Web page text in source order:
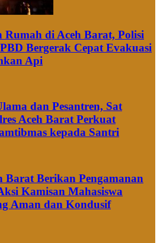
Rumah di Aceh Barat, Polisi
Bergerak Cepat Evakuasi
Api
dan Pesantren, Sat
Aceh Barat Perkuat
kepada Santri
Barat Berikan Pengamanan
Kamisan Mahasiswa
Aman dan Kondusif